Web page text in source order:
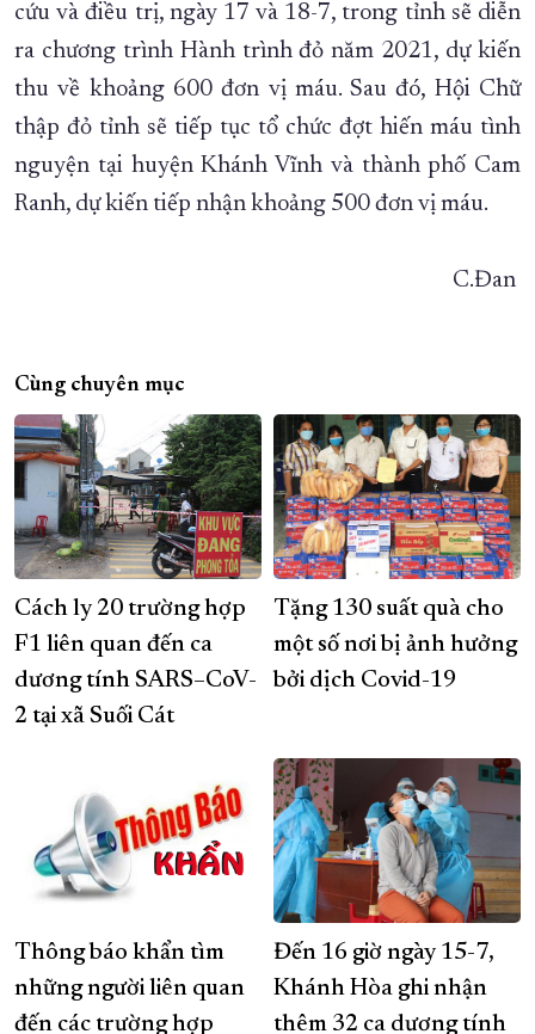
cứu và điều trị, ngày 17 và 18-7, trong tỉnh sẽ diễn
ra chương trình Hành trình đỏ năm 2021, dự kiến
thu về khoảng 600 đơn vị máu. Sau đó, Hội Chữ
thập đỏ tỉnh sẽ tiếp tục tổ chức đợt hiến máu tình
nguyện tại huyện Khánh Vĩnh và thành phố Cam
Ranh, dự kiến tiếp nhận khoảng 500 đơn vị máu.
C.Đan
Cùng chuyên mục
Cách ly 20 trường hợp
F1 liên quan đến ca
dương tính SARS–CoV-
2 tại xã Suối Cát
Tặng 130 suất quà cho
một số nơi bị ảnh hưởng
bởi dịch Covid-19
Thông báo khẩn tìm
những người liên quan
đến các trường hợp
Đến 16 giờ ngày 15-7,
Khánh Hòa ghi nhận
thêm 32 ca dương tính